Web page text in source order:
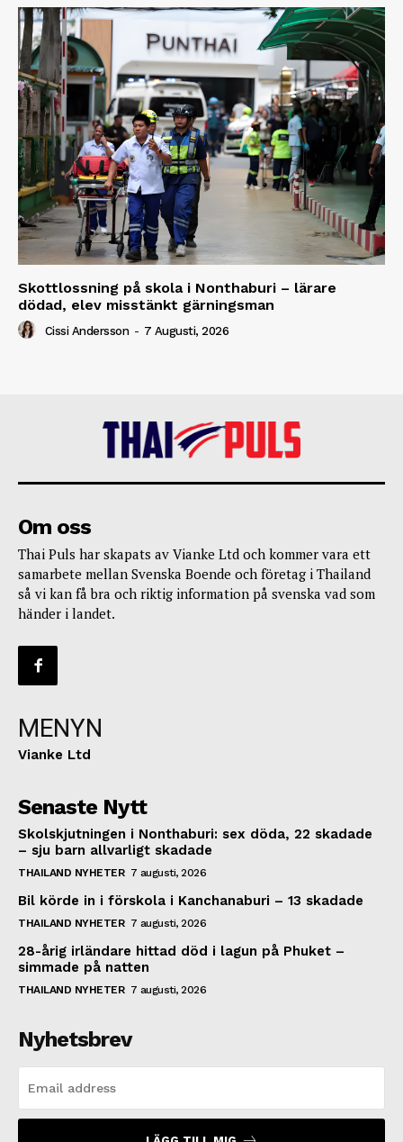
Skottlossning på skola i Nonthaburi – lärare
dödad, elev misstänkt gärningsman
Cissi Andersson - 7 Augusti, 2026
Om oss
Thai Puls har skapats av Vianke Ltd och kommer vara ett
samarbete mellan Svenska Boende och företag i Thailand
så vi kan få bra och riktig information på svenska vad som
händer i landet.
MENYN
Vianke Ltd
Senaste Nytt
Skolskjutningen i Nonthaburi: sex döda, 22 skadade
– sju barn allvarligt skadade
THAILAND NYHETER 7 augusti, 2026
Bil körde in i förskola i Kanchanaburi – 13 skadade
THAILAND NYHETER 7 augusti, 2026
28-årig irländare hittad död i lagun på Phuket –
simmade på natten
THAILAND NYHETER 7 augusti, 2026
Nyhetsbrev